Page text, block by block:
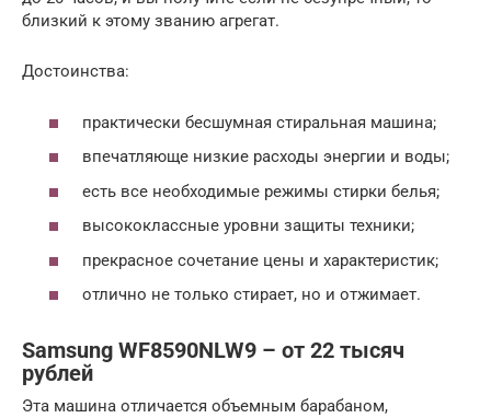
близкий к этому званию агрегат.
Достоинства:
практически бесшумная стиральная машина;
впечатляюще низкие расходы энергии и воды;
есть все необходимые режимы стирки белья;
высококлассные уровни защиты техники;
прекрасное сочетание цены и характеристик;
отлично не только стирает, но и отжимает.
Samsung WF8590NLW9 – от 22 тысяч
рублей
Эта машина отличается объемным барабаном,